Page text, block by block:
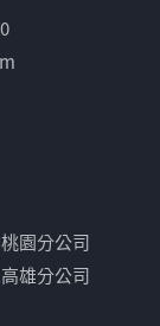
桃園分公司
高雄分公司